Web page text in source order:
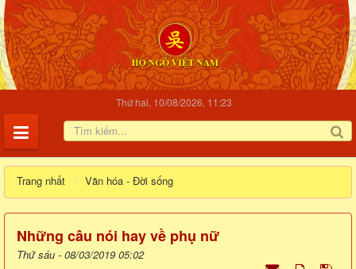
Thứ hai, 10/08/2026, 11:23
Trang nhất Văn hóa - Đời sống
Những câu nói hay về phụ nữ
Thứ sáu - 08/03/2019 05:02